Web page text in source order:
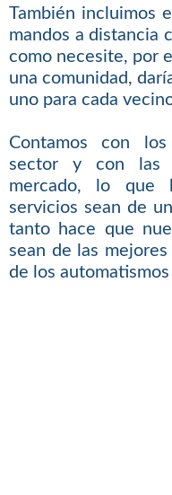
También incluimos
mandos a distancia
como necesite, por
una comunidad,
uno para cada
Contamos con
sector y con las
mercado, lo que
servicios sean de
tanto hace que
sean de las
de los